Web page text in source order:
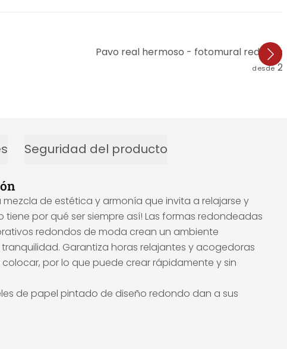
Pavo real hermoso - fotomural
desde
Seguridad del producto
de estética y armonía que invita a relajarse y
por qué ser siempre así! Las formas redondeadas
redondos de moda crean un ambiente
Garantiza horas relajantes y acogedoras
por lo que puede crear rápidamente y sin
de papel pintado de diseño redondo dan a sus